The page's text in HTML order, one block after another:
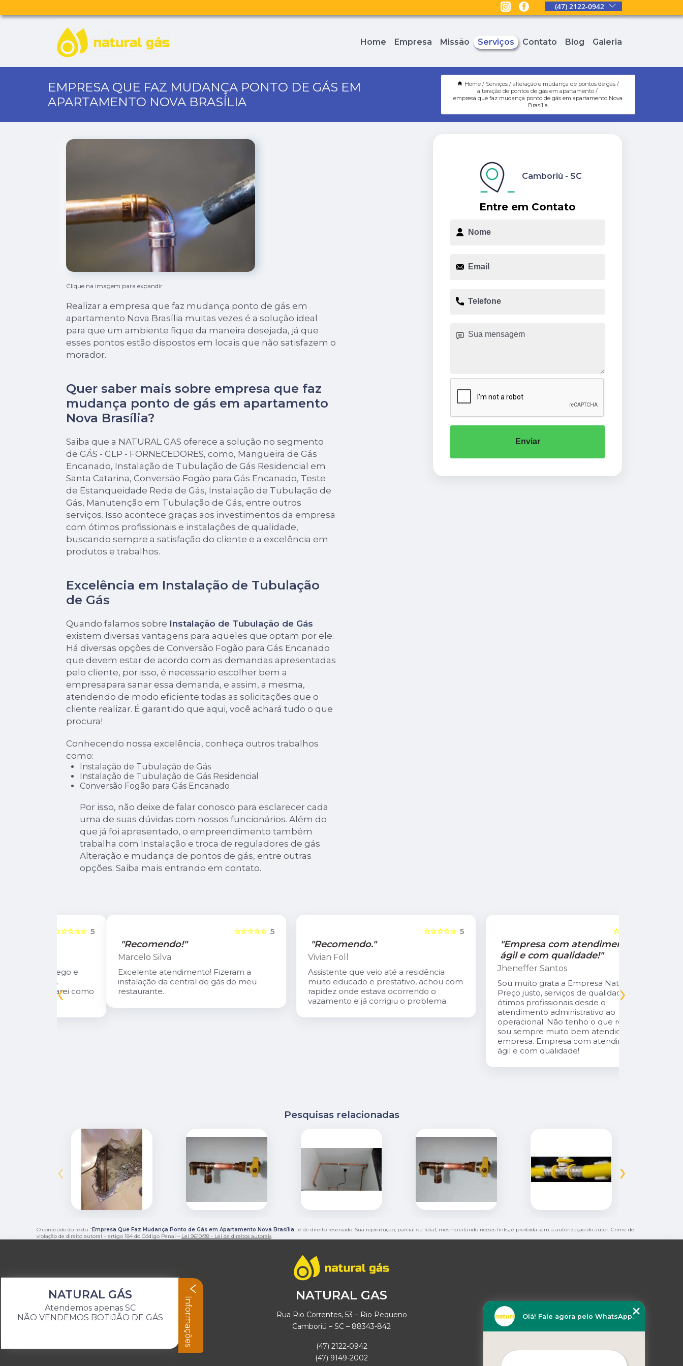
(47) 2122-0942
Home Empresa Missão Serviços Contato Blog Galeria
EMPRESA QUE FAZ MUDANÇA PONTO DE GÁS EM
APARTAMENTO NOVA BRASÍLIA
Home Serviços
alteração e mudança de pontos de gás
alteração de pontos de gás em apartamento
empresa que faz mudança ponto de gás em apartamento Nova
Brasília
Clique na imagem para expandir
Realizar a empresa que faz mudança ponto de gás em
apartamento Nova Brasília muitas vezes é a solução ideal
para que um ambiente fique da maneira desejada, já que
esses pontos estão dispostos em locais que não satisfazem o
morador.
Quer saber mais sobre empresa que faz
mudança ponto de gás em apartamento
Nova Brasília?
Saiba que a NATURAL GAS oferece a solução no segmento
de GÁS - GLP - FORNECEDORES, como, Mangueira de Gás
Encanado, Instalação de Tubulação de Gás Residencial em
Santa Catarina, Conversão Fogão para Gás Encanado, Teste
de Estanqueidade Rede de Gás, Instalação de Tubulação de
Gás, Manutenção em Tubulação de Gás, entre outros
serviços. Isso acontece graças aos investimentos da empresa
com ótimos profissionais e instalações de qualidade,
buscando sempre a satisfação do cliente e a excelência em
produtos e trabalhos.
Excelência em Instalação de Tubulação
de Gás
Quando falamos sobre Instalação de Tubulação de Gás
existem diversas vantagens para aqueles que optam por ele.
Há diversas opções de Conversão Fogão para Gás Encanado
que devem estar de acordo com as demandas apresentadas
pelo cliente, por isso, é necessario escolher bem a
empresapara sanar essa demanda, e assim, a mesma,
atendendo de modo eficiente todas as solicitações que o
cliente realizar. É garantido que aqui, você achará tudo o que
procura!
Conhecendo nossa excelência, conheça outros trabalhos
como:
Instalação de Tubulação de Gás
Instalação de Tubulação de Gás Residencial
Conversão Fogão para Gás Encanado
Por isso, não deixe de falar conosco para esclarecer cada
uma de suas dúvidas com nossos funcionários. Além do
que já foi apresentado, o empreendimento também
trabalha com Instalação e troca de reguladores de gás
Alteração e mudança de pontos de gás, entre outras
opções. Saiba mais entrando em contato.
Entre em Contato
Camboriú - SC
Enviar
"Recomendo!"
Marcelo Silva
Excelente atendimento! Fizeram a
instalação da central de gás do meu
restaurante.
"Recomendo."
Assistente que veio até a residência
muito educado e prestativo, achou com
rapidez onde estava ocorrendo o
vazamento e já corrigiu o problema.
"Empresa com atendimento
ágil e com qualidade!"
Jheneffer Santos
Sou muito grata a Empresa Natural Gás.
Preço justo, serviços de qualidade,
ótimos profissionais desde o
atendimento administrativo ao
operacional. Não tenho o que reclamar,
sou sempre muito bem atendida pela
empresa. Empresa com atendimento
ágil e com qualidade!
‹ ›
Pesquisas relacionadas
‹ ›
O conteúdo do texto "Empresa Que Faz Mudança Ponto de Gás em Apartamento Nova Brasília" é de direito reservado. Sua reprodução, parcial ou total, mesmo citando nossos links, é proibida sem a autorização do autor. Crime de
violação de direito autoral – artigo 184 do Código Penal – Lei 9610/98 - Lei de direitos autorais.
NATURAL GAS
Rua Rio Correntes, 53 – Rio Pequeno
Camboriú – SC – 88343-842
(47) 2122-0942
(47) 9149-2002
Olá! Fale agora pelo WhatsApp.
NATURAL GÁS
Atendemos apenas SC
NÃO VENDEMOS BOTIJÃO DE GÁS
Informações